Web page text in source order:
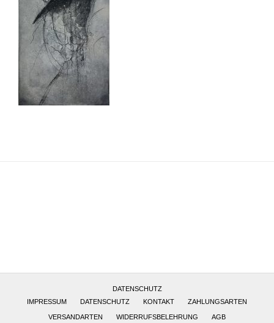
DATENSCHUTZ
IMPRESSUM
DATENSCHUTZ KONTAKT ZAHLUNGSARTEN
VERSANDARTEN WIDERRUFSBELEHRUNG AGB